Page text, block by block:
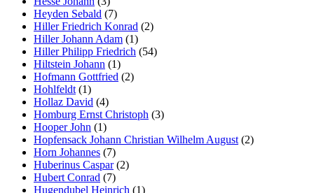
Heyden Sebald (7)
Hiller Friedrich Konrad (2)
Hiller Johann Adam (1)
Hiller Philipp Friedrich (54)
Hiltstein Johann (1)
Hofmann Gottfried (2)
Hohlfeldt (1)
Hollaz David (4)
Homburg Ernst Christoph (3)
Hooper John (1)
Hopfensack Johann Christian Wilhelm August (2)
Horn Johannes (7)
Huberinus Caspar(2)
Hubert Conrad (7)
Hugendubel Heinrich (1)